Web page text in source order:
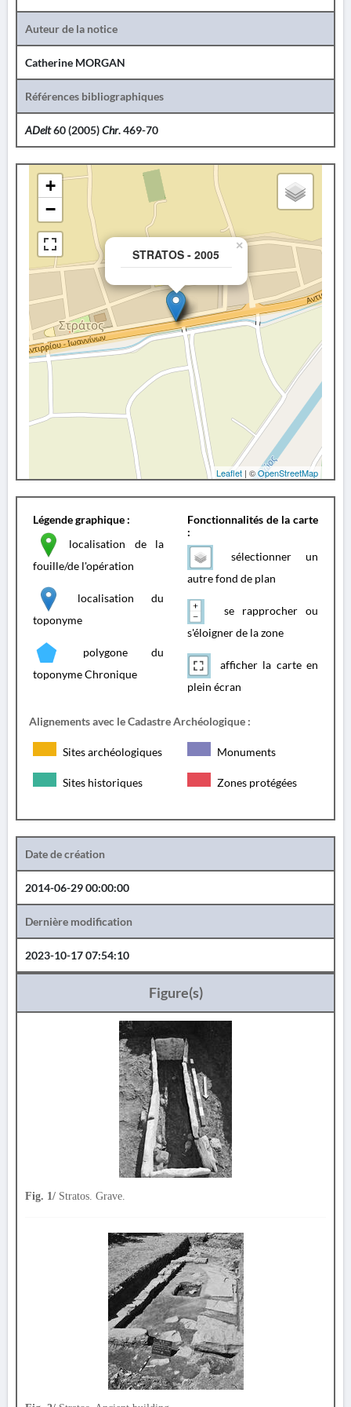
Auteur de la notice
Catherine MORGAN
Références bibliographiques
ADelt60 (2005)Chr. 469-70
STRATOS - 2005
×
+
−
Leaflet | ©OpenStreetMap
Légende graphique :
localisation de la
fouille/de l'opération
localisation du
toponyme
polygone du
toponyme Chronique
Fonctionnalités de la carte
:
sélectionner un
autre fond de plan
se rapprocher ou
s'éloigner de la zone
afficher la carte en
plein écran
Alignements avec le Cadastre Archéologique :
Sites archéologiques Monuments
Sites historiques Zones protégées
Date de création
2014-06-29 00:00:00
Dernière modification
2023-10-17 07:54:10
Figure(s)
Fig. 1/ Stratos. Grave.